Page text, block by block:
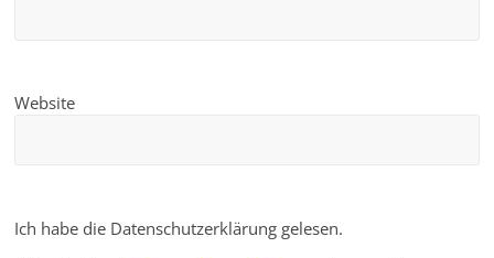
Website
Ich habe die Datenschutzerklärung gelesen.